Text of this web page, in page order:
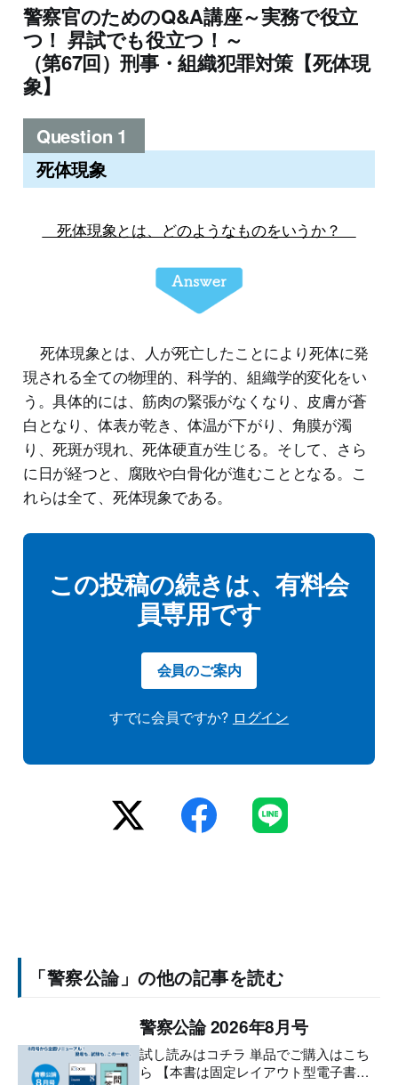
警察官のためのQ&A講座～実務で役立
つ！ 昇試でも役立つ！～
（第67回）刑事・組織犯罪対策【死体現
象】
Question 1
死体現象
死体現象とは、どのようなものをいうか？
死体現象とは、人が死亡したことにより死体に発
現される全ての物理的、科学的、組織学的変化をい
う。具体的には、筋肉の緊張がなくなり、皮膚が蒼
白となり、体表が乾き、体温が下がり、角膜が濁
り、死斑が現れ、死体硬直が生じる。そして、さら
に日が経つと、腐敗や白骨化が進むこととなる。こ
れらは全て、死体現象である。
この投稿の続きは、有料会
員専用です
会員のご案内
すでに会員ですか? ログイン
「警察公論」の他の記事を読む
警察公論 2026年8月号
試し読みはコチラ 単品でご購入はこち
ら 【本書は固定レイアウト型電子書籍